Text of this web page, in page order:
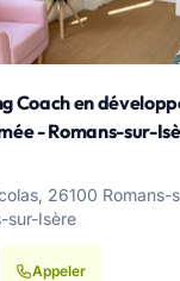
Coach en
- Romans-sur-
26100 Romans-
sur-Isère
Appeler